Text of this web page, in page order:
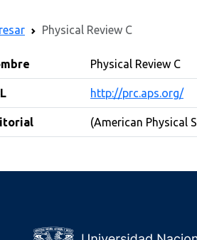
Physical Review C
Physical Review C
http://prc.aps.org/
(American Physical